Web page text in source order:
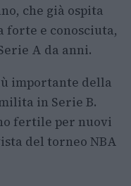
che già ospita
forte e conosciuta,
A da anni.
importante della
in Serie B.
fertile per nuovi
del torneo NBA